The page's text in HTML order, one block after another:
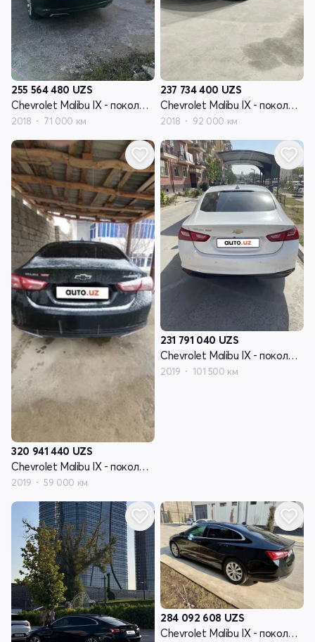
255 564 480 UZS
Chevrolet Malibu IX - поколение рестайлинг
2018 71 000 км
237 734 400 UZS
Chevrolet Malibu IX - поколение рестайлинг
2018 92 000 км
320 941 440 UZS
Chevrolet Malibu IX - поколение рестайлинг
2019 59 000 км
231 791 040 UZS
Chevrolet Malibu IX - поколение рестайлинг
2019 101 500 км
284 092 608 UZS
Chevrolet Malibu IX - поколение рестайлинг